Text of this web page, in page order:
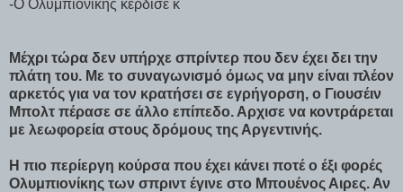
Μέχρι τώρα δεν υπήρχε σπρίντερ που δεν έχει δει την
πλάτη του. Με το συναγωνισμό όμως να μην είναι πλέον
αρκετός για να τον κρατήσει σε εγρήγορση, ο Γιουσέιν
Μπολτ πέρασε σε άλλο επίπεδο. Αρχισε να κοντράρεται
με λεωφορεία στους δρόμους της Αργεντινής.
Η πιο περίεργη κούρσα που έχει κάνει ποτέ ο έξι φορές
Ολυμπιονίκης των σπριντ έγινε στο Μπουένος Αιρες. Αν